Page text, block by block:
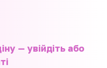
— увійдіть або